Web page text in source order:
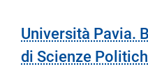
Università Pavia.
di Scienze